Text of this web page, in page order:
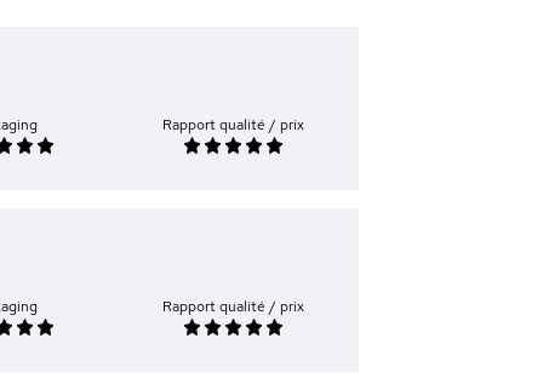
Rapport qualité / prix
Rapport qualité / prix